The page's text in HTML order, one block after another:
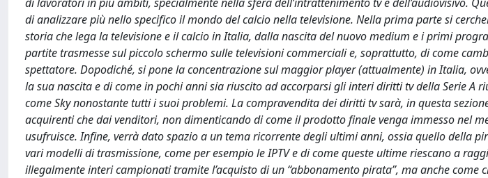
di analizzare più nello specifico il mondo del calcio nella televisione. Nella prima parte si
storia che lega la televisione e il calcio in Italia, dalla nascita del nuovo medium e i primi
partite trasmesse sul piccolo schermo sulle televisioni commerciali e, soprattutto, di come
spettatore. Dopodiché, si pone la concentrazione sul maggior player (attualmente) in Italia,
la sua nascita e di come in pochi anni sia riuscito ad accorparsi gli interi diritti tv della Serie A
come Sky nonostante tutti i suoi problemi. La compravendita dei diritti tv sarà, in questa
acquirenti che dai venditori, non dimenticando di come il prodotto finale venga immesso nel
usufruisce. Infine, verrà dato spazio a un tema ricorrente degli ultimi anni, ossia quello della
vari modelli di trasmissione, come per esempio le IPTV e di come queste ultime riescano a
illegalmente interi campionati tramite l’acquisto di un “abbonamento pirata”, ma anche come